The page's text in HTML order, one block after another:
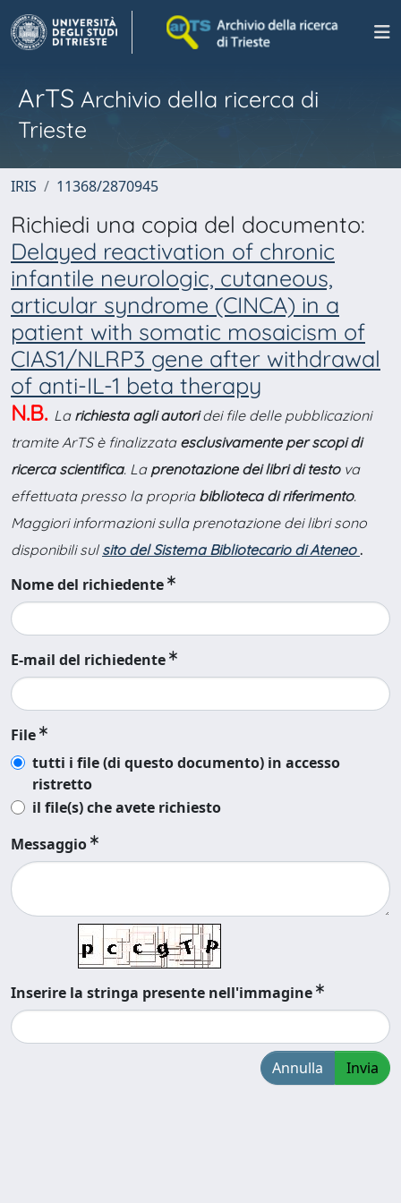
ArTS Archivio della ricerca di
Trieste
IRIS 11368/2870945
Richiedi una copia del documento:
Delayed reactivation of chronic
infantile neurologic, cutaneous,
articular syndrome (CINCA) in a
patient with somatic mosaicism of
CIAS1/NLRP3 gene after withdrawal
of anti-IL-1 beta therapy
N.B. La richiesta agli autoridei file delle pubblicazioni
tramite ArTS è finalizzata esclusivamente per scopi di
ricerca scientifica. La prenotazione dei libri di testova
effettuata presso la propria biblioteca di riferimento.
Maggiori informazioni sulla prenotazione dei libri sono
disponibili sul sito del Sistema Bibliotecario di Ateneo .
Nome del richiedente
E-mail del richiedente
File
tutti i file (di questo documento) in accesso
ristretto
il file(s) che avete richiesto
Messaggio
Inserire la stringa presente nell'immagine
Annulla Invia